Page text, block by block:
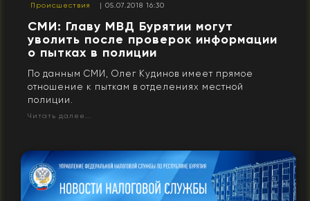
Происшествия | 05.07.2018 16:30
СМИ: Главу МВД Бурятии могут
уволить после проверок информации
о пытках в полиции
По данным СМИ, Олег Кудинов имеет прямое
отношение к пыткам в отделениях местной
полиции.
Читать далее...